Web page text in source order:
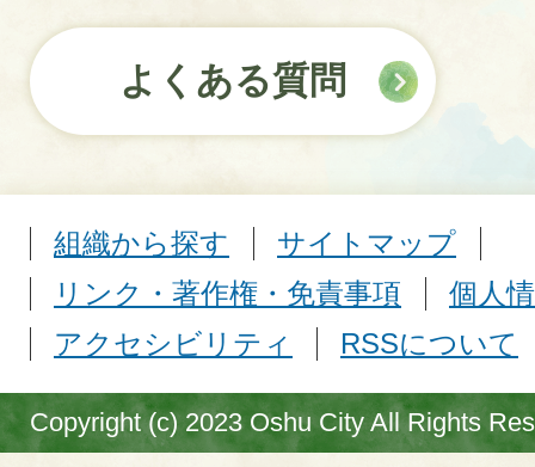
よくある質問
組織から探す
サイトマップ
リンク・著作権・免責事項
個人
アクセシビリティ
RSSについて
Copyright (c) 2023 Oshu City All Rights